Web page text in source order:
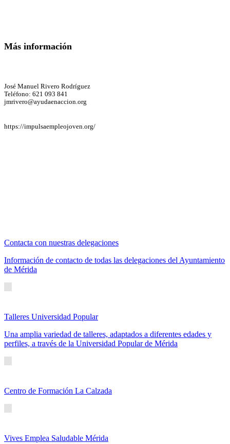
Más información
José Manuel Rivero Rodríguez
Teléfono: 621 093 841
jmrivero@ayudaenaccion.org
https://impulsaempleojoven.org/
Contacta con nuestras delegaciones
Información de contacto de todas las delegaciones del Ayuntamiento
de Mérida
Talleres Universidad Popular
Una amplia variedad de talleres, adaptados a diferentes edades y
perfiles, a través de la Universidad Popular de Mérida
Centro de Formación La Calzada
Vives Emplea Saludable Mérida